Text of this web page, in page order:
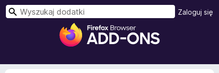
D
o
a
Zaloguj się
W